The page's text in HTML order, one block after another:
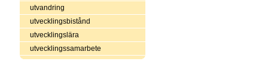
utvandring
utvecklingsbistånd
utvecklingslära
utvecklingssamarbete